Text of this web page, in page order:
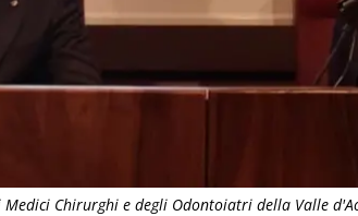
Chirurghi e degli Odontoiatri della Valle